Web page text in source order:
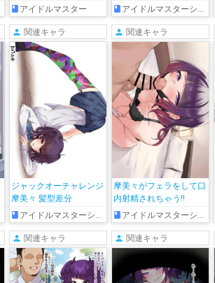
アイドルマスター
アイドルマスターシャイニーカラーズ
関連キャラ
ジャックオーチャレンジ
摩美々 髪型差分
アイドルマスターシャイニーカラーズ
関連キャラ
摩美々がフェラをして口
内射精されちゃう!!
アイドルマスターシャイニーカラーズ
関連キャラ 関連キャラ